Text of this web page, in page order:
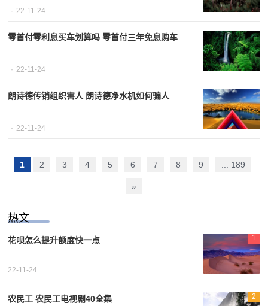
22-11-24
零首付零利息买车划算吗 零首付三年免息购车
22-11-24
朗诗德传销组织害人 朗诗德净水机如何骗人
22-11-24
1 2 3 4 5 6 7 8 9 ... 189
»
热文
1
花呗怎么提升额度快一点
22-11-24
2
农民工 农民工电视剧40全集